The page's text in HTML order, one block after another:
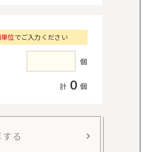
位でご入力ください
個
計 0 個
る